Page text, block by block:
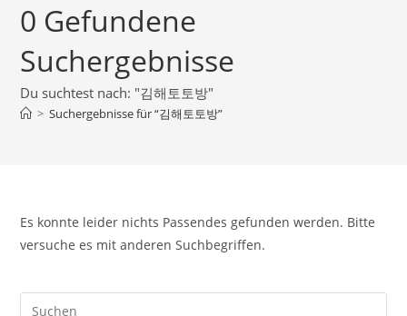
0 Gefundene
Suchergebnisse
Du suchtest nach: "김해토토방"
> Suchergebnisse für“김해토토방”
Es konnte leider nichts Passendes gefunden werden. Bitte
versuche es mit anderen Suchbegriffen.